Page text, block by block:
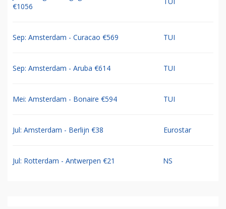
€1056
Sep: Amsterdam - Curacao €569 TUI
Sep: Amsterdam - Aruba €614 TUI
Mei: Amsterdam - Bonaire €594 TUI
Jul: Amsterdam - Berlijn €38 Eurostar
Jul: Rotterdam - Antwerpen €21 NS